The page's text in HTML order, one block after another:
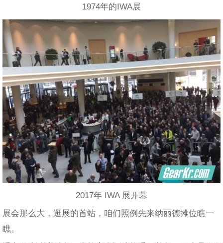
1974年的IWA展
2017年 IWA 展开幕
展会那么大，逛展的首站，咱们照例先来纳丽德摊位瞧一
瞧。